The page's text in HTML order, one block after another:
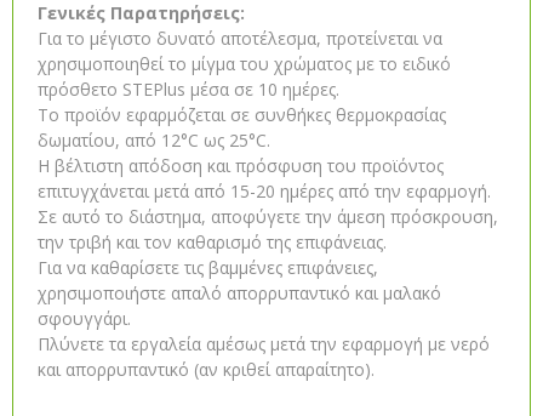
Γενικές Παρατηρήσεις:
Για το μέγιστο δυνατό αποτέλεσμα, προτείνεται να
χρησιμοποιηθεί το μίγμα του χρώματος με το ειδικό
πρόσθετο STEPlus μέσα σε 10 ημέρες.
Το προϊόν εφαρμόζεται σε συνθήκες θερμοκρασίας
δωματίου, από 12°C ως 25°C.
Η βέλτιστη απόδοση και πρόσφυση του προϊόντος
επιτυγχάνεται μετά από 15-20 ημέρες από την εφαρμογή.
Σε αυτό το διάστημα, αποφύγετε την άμεση πρόσκρουση,
την τριβή και τον καθαρισμό της επιφάνειας.
Για να καθαρίσετε τις βαμμένες επιφάνειες,
χρησιμοποιήστε απαλό απορρυπαντικό και μαλακό
σφουγγάρι.
Πλύνετε τα εργαλεία αμέσως μετά την εφαρμογή με νερό
και απορρυπαντικό (αν κριθεί απαραίτητο).